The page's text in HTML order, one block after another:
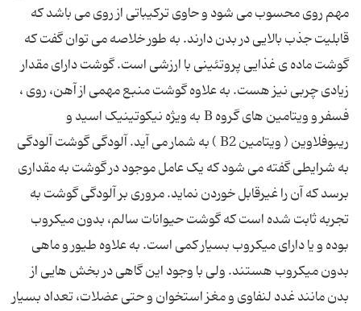
مهم روی محسوب می شود و حاوی ترکیباتی از روی می باشد که
قابلیت جذب بالایی در بدن دارند. به طور خلاصه می توان گفت که
گوشت ماده ی غذایی پروتئینی با ارزشی است. گوشت دارای مقدار
زیادی چربی نیز هست. به علاوه گوشت منبع مهمی از آهن، روی ،
فسفر و ویتامین های گروه B به ویژه نیکوتینیک اسید و
ریبوفلاوین ( ویتامین B2 ) به شمار می آید. آلودگی گوشت آلودگی
به شرایطی گفته می شود که یک عامل موجود در گوشت به مقداری
برسد که آن را غیرقابل خوردن نماید. مروری بر آلودگی گوشت به
تجربه ثابت شده است که گوشت حیوانات سالم، بدون میکروب
بوده و یا دارای میکروب بسیار کمی است. به علاوه طیور و ماهی
بدون میکروب هستند. ولی با وجود این گاهی در بخش هایی از
بدن مانند غدد لنفاوی و مغز استخوان و حتی عضلات، تعداد بسیار